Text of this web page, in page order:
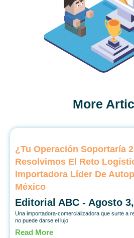
More
¿Tu Operación Soportaría
Resolvimos El Reto
Importadora Líder De
México
Editorial ABC Agosto
Una importadora-comercializadora que surte a
no puede darse el lujo
Read More